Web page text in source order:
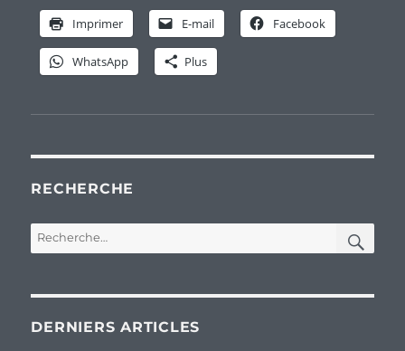
Imprimer E-mail Facebook
WhatsApp Plus
RECHERCHE
Recherche
pour :
DERNIERS ARTICLES